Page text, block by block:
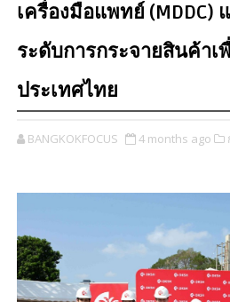
เครื่องมือแพทย์ (MDDC)
ระดับการกระจายสินค้า
ประเทศไทย
BANGKOKFOCUS 4 months ago